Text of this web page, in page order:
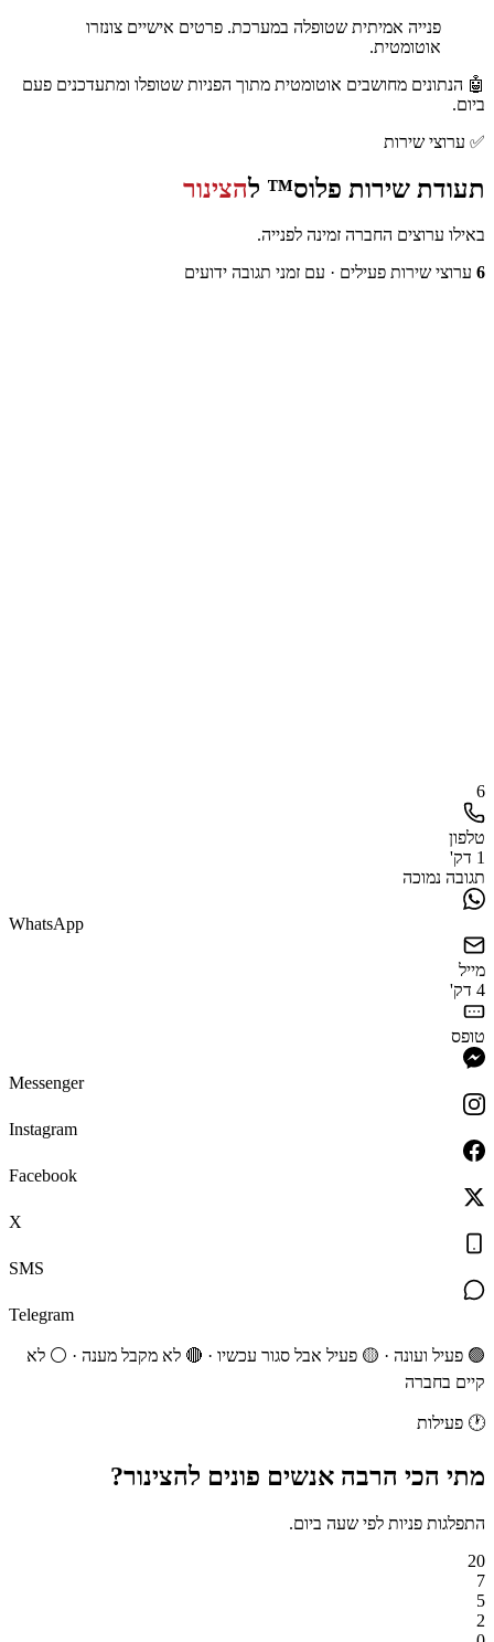
פנייה אמיתית שטופלה במערכת. פרטים אישיים צונזרו
אוטומטית.
🤖 הנתונים מחושבים אוטומטית מתוך הפניות שטופלו ומתעדכנים פעם
ביום.
✅ ערוצי שירות
תעודת שירות פלוס™ להצינור
באילו ערוצים החברה זמינה לפנייה.
6 ערוצי שירות פעילים · עם זמני תגובה ידועים
6
טלפון
1 דק'
תגובה נמוכה
WhatsApp
מייל
4 דק'
טופס
Messenger
Instagram
Facebook
X
SMS
Telegram
🟢 פעיל ועונה · 🟡 פעיל אבל סגור עכשיו · 🔴 לא מקבל מענה · ⚪ לא
קיים בחברה
🕐 פעילות
מתי הכי הרבה אנשים פונים להצינור?
התפלגות פניות לפי שעה ביום.
20
7
5
2